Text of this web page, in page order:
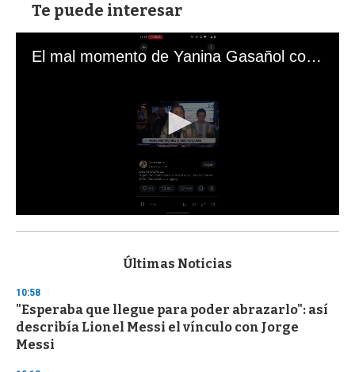
Te puede interesar
El mal momento de Yanina Gasañol con un hincha argentino en "Subrayado"
s
d
s
o
f
3
Últimas Noticias
10:58
"Esperaba que llegue para poder abrazarlo": así
describía Lionel Messi el vínculo con Jorge
Messi